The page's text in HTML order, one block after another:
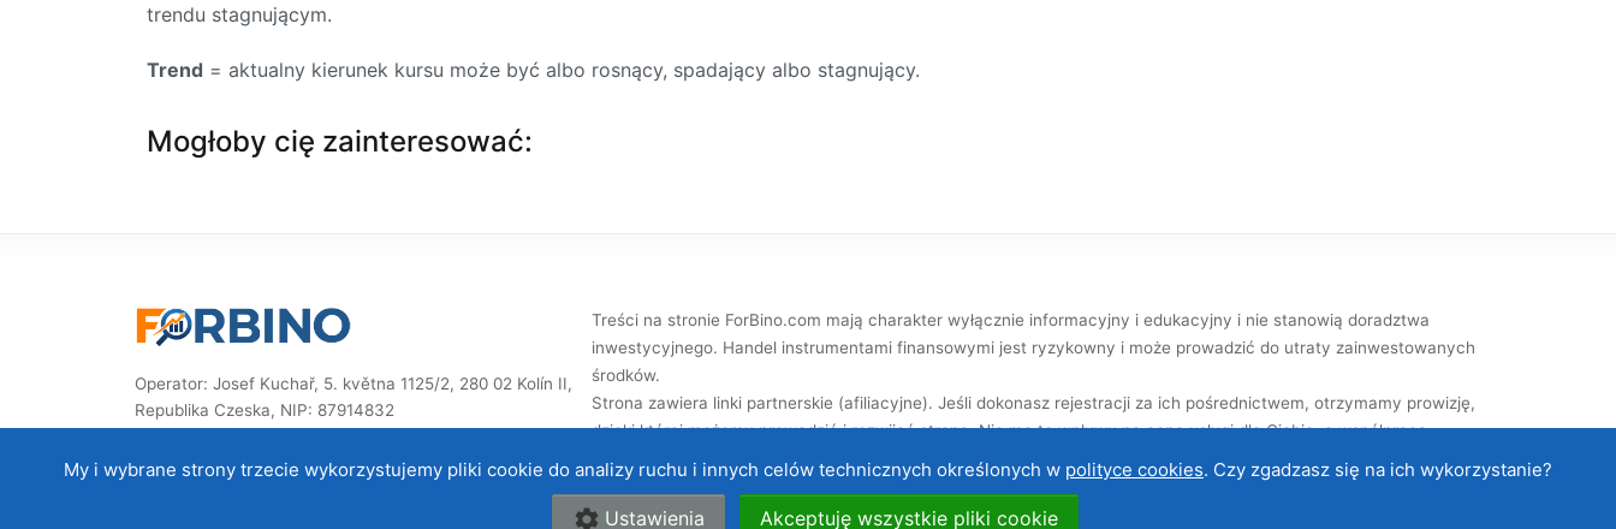
trendu stagnującym.
Trend = aktualny kierunek kursu może być albo rosnący, spadający albo stagnujący.
Mogłoby cię zainteresować:
My i wybrane strony trzecie wykorzystujemy pliki cookie do analizy ruchu i innych celów technicznych określonych w polityce cookies. Czy zgadzasz się na ich wykorzystanie?
Ustawienia Akceptuję wszystkie pliki cookie
Operator: Josef Kuchař, 5. května 1125/2, 280 02 Kolín II,
Republika Czeska, NIP: 87914832
Treści na stronie ForBino.com mają charakter wyłącznie informacyjny i edukacyjny i nie stanowią doradztwa
inwestycyjnego. Handel instrumentami finansowymi jest ryzykowny i może prowadzić do utraty zainwestowanych
środków.
Strona zawiera linki partnerskie (afiliacyjne). Jeśli dokonasz rejestracji za ich pośrednictwem, otrzymamy prowizję,
dzięki której możemy prowadzić i rozwijać stronę. Nie ma to wpływu na cenę usługi dla Ciebie, a współpraca
afiliacyjna nie wpływa na nasze
oceny brokerów
O nas |